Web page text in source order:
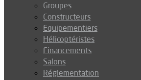
Groupes
Constructeurs
Equipementiers
Hélicoptéristes
Financements
Salons
Réglementation